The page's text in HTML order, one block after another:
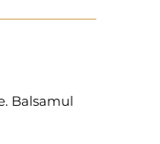
Balsamul